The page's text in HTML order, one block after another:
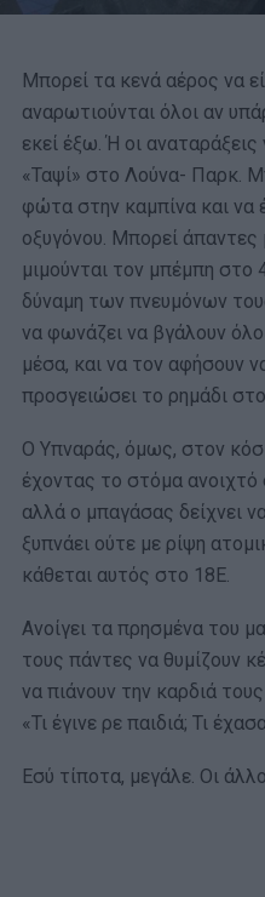
Μπορεί τα κενά αέρος να
αναρωτιούνται όλοι αν
εκεί έξω. Ή οι
«Ταψί» στο Λούνα- Παρκ.
φώτα στην καμπίνα και να
οξυγόνου. Μπορεί
μιμούνται τον μπέμπη στο
δύναμη των πνευμόνων
να φωνάζει να βγάλουν
μέσα, και να τον αφήσουν
προσγειώσει το ρημάδι
Ο Υπναράς, όμως, στον
έχοντας το στόμα ανοιχτό
αλλά ο μπαγάσας δείχνει
ξυπνάει ούτε με ρίψη
κάθεται αυτός στο 18E.
Ανοίγει τα πρησμένα του
τους πάντες να θυμίζουν
να πιάνουν την καρδιά
«Τι έγινε ρε παιδιά; Τι
Εσύ τίποτα, μεγάλε. Οι